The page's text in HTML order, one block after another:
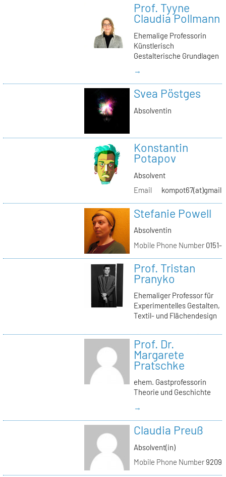
Prof. Tyyne
Claudia Pollmann
Ehemalige Professorin
Künstlerisch
Gestalterische Grundlagen
→
Svea Pöstges
Absolventin
Konstantin
Potapov
Absolvent
Email
Stefanie Powell
Absolventin
Mobile Phone Number0151-
Prof. Tristan
Pranyko
Ehemaliger Professor für
Experimentelles Gestalten,
Textil- und Flächendesign
Prof. Dr.
Margarete
Pratschke
ehem. Gastprofessorin
Theorie und Geschichte
→
Claudia Preuß
Absolvent(in)
Mobile Phone Number